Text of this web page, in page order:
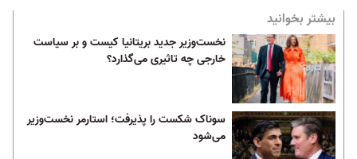
بیشتر بخوانید
نخست‌وزیر جدید بریتانیا کیست و بر سیاست
خارجی چه تاثیری می‌گذارد؟
سوناک شکست را پذیرفت؛ استارمر نخست‌وزیر
می‌شود